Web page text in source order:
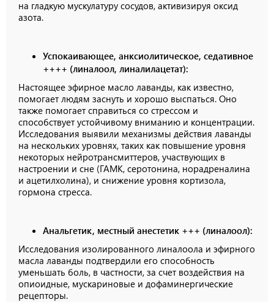
на гладкую мускулатуру сосудов, активизируя оксид
азота.
Успокаивающее, анксиолитическое, седативное
++++ (линалоол, линалилацетат):
Настоящее эфирное масло лаванды, как известно,
помогает людям заснуть и хорошо выспаться. Оно
также помогает справиться со стрессом и
способствует устойчивому вниманию и концентрации.
Исследования выявили механизмы действия лаванды
на нескольких уровнях, таких как повышение уровня
некоторых нейротрансмиттеров, участвующих в
настроении и сне (ГАМК, серотонина, норадреналина
и ацетилхолина), и снижение уровня кортизола,
гормона стресса.
Анальгетик, местный анестетик +++ (линалоол):
Исследования изолированного линалоола и эфирного
масла лаванды подтвердили его способность
уменьшать боль, в частности, за счет воздействия на
опиоидные, мускариновые и дофаминергические
рецепторы.